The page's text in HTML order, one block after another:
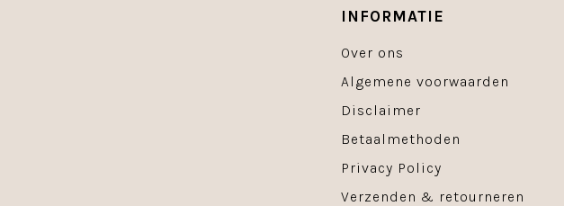
INFORMATIE
Over ons
Algemene voorwaarden
Disclaimer
Betaalmethoden
Privacy Policy
Verzenden & retourneren